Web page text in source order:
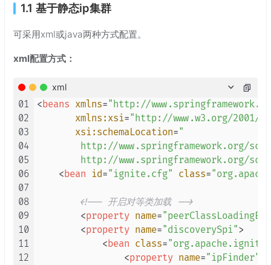
1.1 基于静态ip集群
可采用xml或java两种方式配置。
xml配置方式：
xml
01
02
03
04
05
06
07
08
09
10
11
12
<beans xmlns="http://
xmlns:xsi="http://www.w3.org/2001/
xsi:schemaLocation="
http://www.springframework.org/
http://www.springframework.org/
<bean id="ignite.cfg" class=
<!-- 开启对等类加载 -->
<property name=
<property name="discoverySpi">
<bean class=
<property name="ipFinder"